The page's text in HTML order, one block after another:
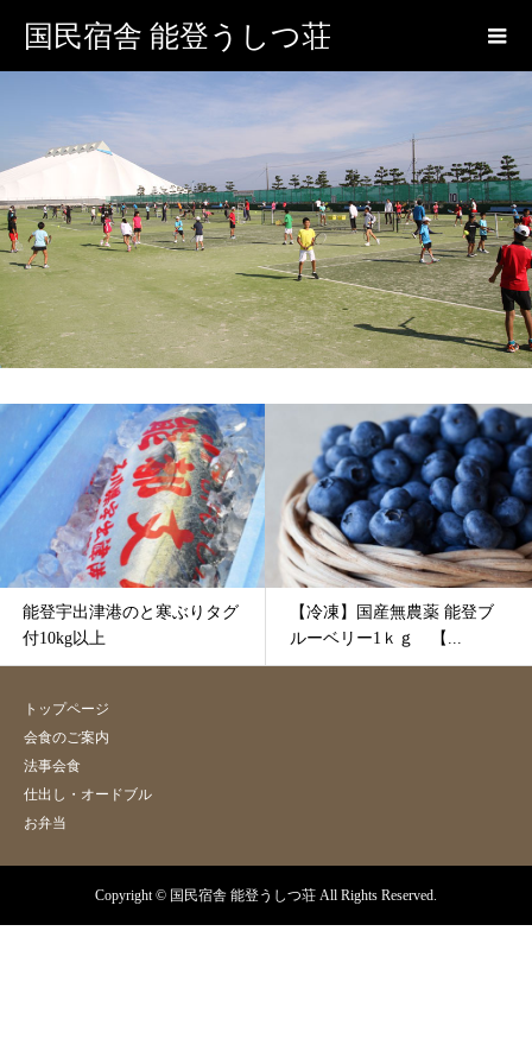
国民宿舎 能登うしつ荘
能登宇出津港のと寒ぶりタグ
付10kg以上
【冷凍】国産無農薬 能登ブ
ルーベリー1ｋｇ 【...
トップページ
会食のご案内
法事会食
仕出し・オードブル
お弁当
Copyright © 国民宿舎 能登うしつ荘 All Rights Reserved.